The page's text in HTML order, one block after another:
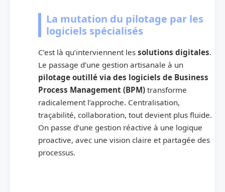
La mutation du pilotage par les
logiciels spécialisés
C’est là qu’interviennent les solutions digitales.
Le passage d’une gestion artisanale à un
pilotage outillé via des logiciels de Business
Process Management (BPM) transforme
radicalement l’approche. Centralisation,
traçabilité, collaboration, tout devient plus fluide.
On passe d’une gestion réactive à une logique
proactive, avec une vision claire et partagée des
processus.